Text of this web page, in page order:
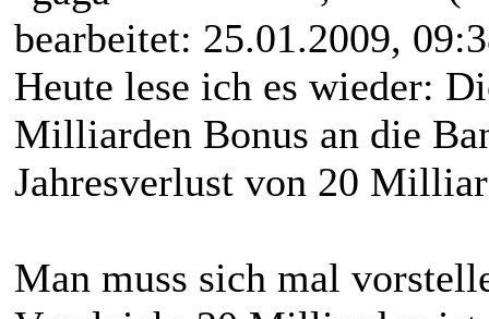
bearbeitet: 25.01.2009,
Heute lese ich es wieder:
Milliarden Bonus an die
Jahresverlust von 20
Man muss sich mal